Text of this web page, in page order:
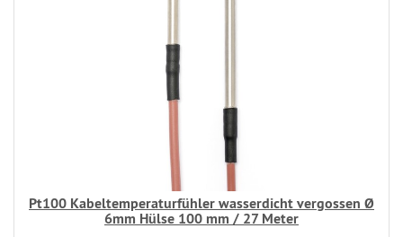
Pt100 Kabeltemperaturfühler wasserdicht vergossen Ø
6mm Hülse 100 mm / 27 Meter